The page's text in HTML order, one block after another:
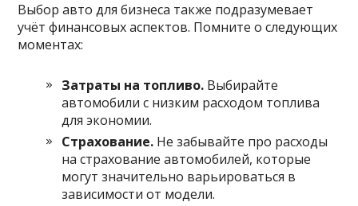
Выбор авто для бизнеса также подразумевает
учёт финансовых аспектов. Помните о следующих
моментах:
Затраты на топливо. Выбирайте
автомобили с низким расходом топлива
для экономии.
Страхование. Не забывайте про расходы
на страхование автомобилей, которые
могут значительно варьироваться в
зависимости от модели.